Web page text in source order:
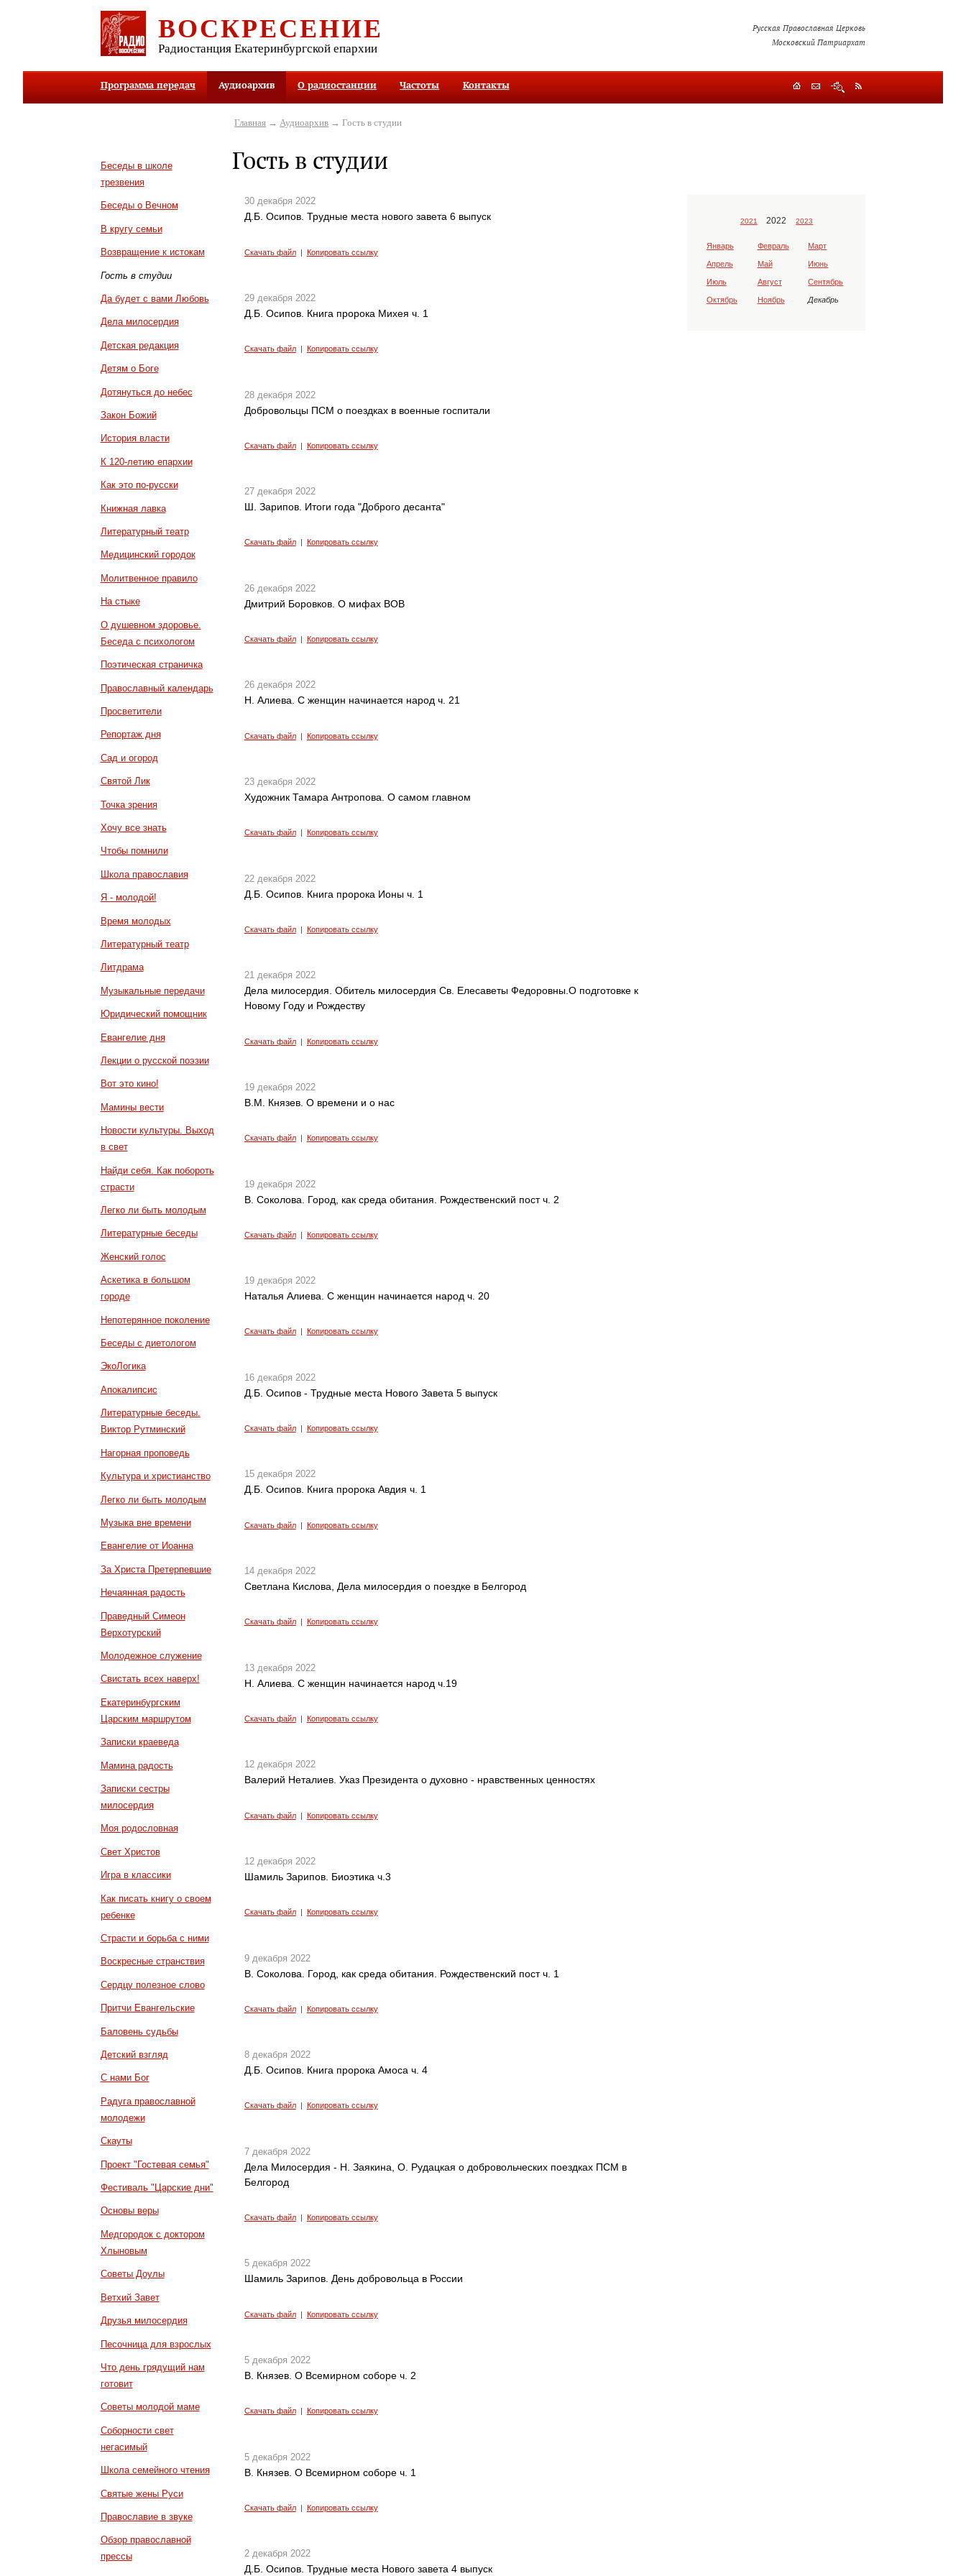
ВОСКРЕСЕНИЕ
Радиостанция Екатеринбургской епархии
Русская Православная Церковь
Московский Патриархат
Программа передач Аудиоархив О радиостанции Частоты Контакты
Беседы в школе
трезвения
Беседы о Вечном
В кругу семьи
Возвращение к истокам
Гость в студии
Да будет с вами Любовь
Дела милосердия
Детская редакция
Детям о Боге
Дотянуться до небес
Закон Божий
История власти
К 120-летию епархии
Как это по-русски
Книжная лавка
Литературный театр
Медицинский городок
Молитвенное правило
На стыке
О душевном здоровье.
Беседа с психологом
Поэтическая страничка
Православный календарь
Просветители
Репортаж дня
Сад и огород
Святой Лик
Точка зрения
Хочу все знать
Чтобы помнили
Школа православия
Я - молодой!
Время молодых
Литературный театр
Литдрама
Музыкальные передачи
Юридический помощник
Евангелие дня
Лекции о русской поэзии
Вот это кино!
Мамины вести
Новости культуры. Выход
в свет
Найди себя. Как побороть
страсти
Легко ли быть молодым
Литературные беседы
Женский голос
Аскетика в большом
городе
Непотерянное поколение
Беседы с диетологом
ЭкоЛогика
Апокалипсис
Литературные беседы.
Виктор Рутминский
Нагорная проповедь
Культура и христианство
Легко ли быть молодым
Музыка вне времени
Евангелие от Иоанна
За Христа Претерпевшие
Нечаянная радость
Праведный Симеон
Верхотурский
Молодежное служение
Свистать всех наверх!
Екатеринбургским
Царским маршрутом
Записки краеведа
Мамина радость
Записки сестры
милосердия
Моя родословная
Свет Христов
Игра в классики
Как писать книгу о своем
ребенке
Страсти и борьба с ними
Воскресные странствия
Сердцу полезное слово
Притчи Евангельские
Баловень судьбы
Детский взгляд
С нами Бог
Радуга православной
молодежи
Скауты
Проект "Гостевая семья"
Фестиваль "Царские дни"
Основы веры
Медгородок с доктором
Хлыновым
Советы Доулы
Ветхий Завет
Друзья милосердия
Песочница для взрослых
Что день грядущий нам
готовит
Советы молодой маме
Соборности свет
негасимый
Школа семейного чтения
Святые жены Руси
Православие в звуке
Обзор православной
прессы
Главная → Аудиоархив → Гость в студии
Гость в студии
30 декабря 2022
Д.Б. Осипов. Трудные места нового завета 6 выпуск
Скачать файл| Копировать ссылку
29 декабря 2022
Д.Б. Осипов. Книга пророка Михея ч. 1
Скачать файл| Копировать ссылку
28 декабря 2022
Добровольцы ПСМ о поездках в военные госпитали
Скачать файл| Копировать ссылку
27 декабря 2022
Ш. Зарипов. Итоги года "Доброго десанта"
Скачать файл| Копировать ссылку
26 декабря 2022
Дмитрий Боровков. О мифах ВОВ
Скачать файл| Копировать ссылку
26 декабря 2022
Н. Алиева. С женщин начинается народ ч. 21
Скачать файл| Копировать ссылку
23 декабря 2022
Художник Тамара Антропова. О самом главном
Скачать файл| Копировать ссылку
22 декабря 2022
Д.Б. Осипов. Книга пророка Ионы ч. 1
Скачать файл| Копировать ссылку
21 декабря 2022
Дела милосердия. Обитель милосердия Св. Елесаветы Федоровны.О подготовке к
Новому Году и Рождеству
Скачать файл| Копировать ссылку
19 декабря 2022
В.М. Князев. О времени и о нас
Скачать файл| Копировать ссылку
19 декабря 2022
В. Соколова. Город, как среда обитания. Рождественский пост ч. 2
Скачать файл| Копировать ссылку
19 декабря 2022
Наталья Алиева. С женщин начинается народ ч. 20
Скачать файл| Копировать ссылку
16 декабря 2022
Д.Б. Осипов - Трудные места Нового Завета 5 выпуск
Скачать файл| Копировать ссылку
15 декабря 2022
Д.Б. Осипов. Книга пророка Авдия ч. 1
Скачать файл| Копировать ссылку
14 декабря 2022
Светлана Кислова, Дела милосердия о поездке в Белгород
Скачать файл| Копировать ссылку
13 декабря 2022
Н. Алиева. С женщин начинается народ ч.19
Скачать файл| Копировать ссылку
12 декабря 2022
Валерий Неталиев. Указ Президента о духовно - нравственных ценностях
Скачать файл| Копировать ссылку
12 декабря 2022
Шамиль Зарипов. Биоэтика ч.3
Скачать файл| Копировать ссылку
9 декабря 2022
В. Соколова. Город, как среда обитания. Рождественский пост ч. 1
Скачать файл| Копировать ссылку
8 декабря 2022
Д.Б. Осипов. Книга пророка Амоса ч. 4
Скачать файл| Копировать ссылку
7 декабря 2022
Дела Милосердия - Н. Заякина, О. Рудацкая о добровольческих поездках ПСМ в
Белгород
Скачать файл| Копировать ссылку
5 декабря 2022
Шамиль Зарипов. День добровольца в России
Скачать файл| Копировать ссылку
5 декабря 2022
В. Князев. О Всемирном соборе ч. 2
Скачать файл| Копировать ссылку
5 декабря 2022
В. Князев. О Всемирном соборе ч. 1
Скачать файл| Копировать ссылку
2 декабря 2022
Д.Б. Осипов. Трудные места Нового завета 4 выпуск
2021 2022 2023
Январь Февраль Март
Апрель Май Июнь
Июль Август Сентябрь
Октябрь Ноябрь Декабрь